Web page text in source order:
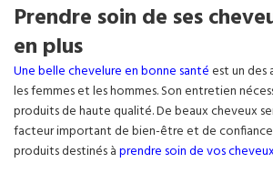
Prendre soin de ses
en plus
Une belle chevelure en bonne santéest un des
les femmes et les hommes. Son entretien
produits de haute qualité. De beaux cheveux
facteur important de bien-être et de confiance
produits destinés àprendre soin de vos cheveux